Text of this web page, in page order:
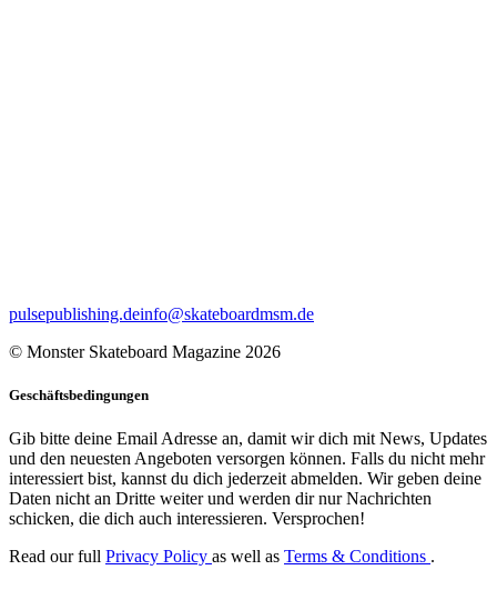
pulsepublishing.deinfo@skateboardmsm.de
© Monster Skateboard Magazine 2026
Geschäftsbedingungen
Gib bitte deine Email Adresse an, damit wir dich mit News, Updates
und den neuesten Angeboten versorgen können. Falls du nicht mehr
interessiert bist, kannst du dich jederzeit abmelden. Wir geben deine
Daten nicht an Dritte weiter und werden dir nur Nachrichten
schicken, die dich auch interessieren. Versprochen!
Read our full Privacy Policy as well as Terms & Conditions .